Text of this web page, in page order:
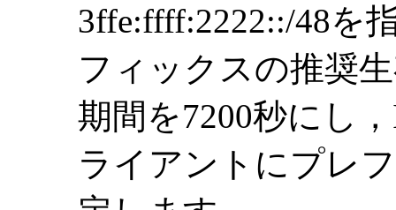
3ffe:ffff:2222::/48を
フィックスの推奨
期間を7200秒にし
ライアントにプレ